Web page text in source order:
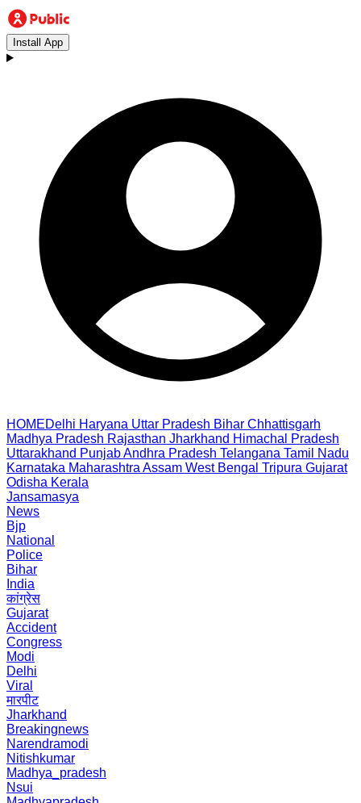
Install App
HOMEDelhi Haryana Uttar Pradesh Bihar Chhattisgarh
Madhya Pradesh Rajasthan Jharkhand Himachal Pradesh
Uttarakhand PunjabAndhra Pradesh Telangana Tamil Nadu
Karnataka Maharashtra Assam West Bengal Tripura Gujarat
Odisha Kerala
Jansamasya
News
Bjp
National
Police
Bihar
India
कांग्रेस
Gujarat
Accident
Congress
Modi
Delhi
Viral
मारपीट
Jharkhand
Breakingnews
Narendramodi
Nitishkumar
Madhya_pradesh
Nsui